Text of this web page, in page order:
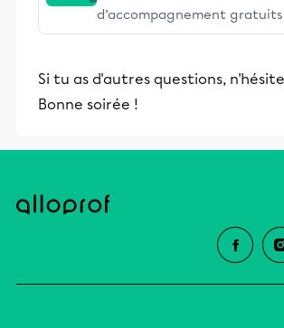
d’accompagnement
stimulants, Alloprof engage
éducative.
Si tu as d'autres questions,
Bonne soirée !